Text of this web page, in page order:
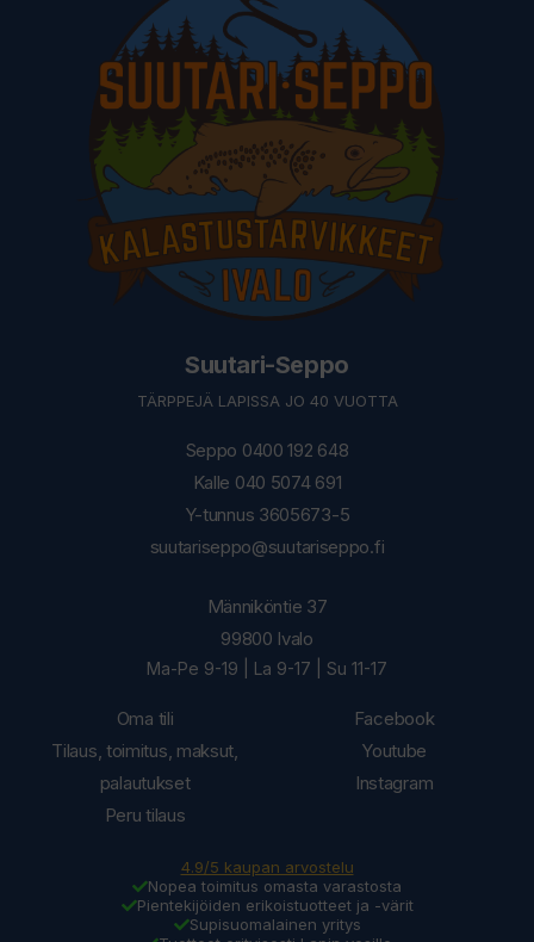
Suutari-Seppo
TÄRPPEJÄ LAPISSA JO 40 VUOTTA
Seppo 0400 192 648
Kalle 040 5074 691
Y-tunnus 3605673-5
suutariseppo@suutariseppo.fi
Oma tili
Tilaus, toimitus, maksut,
palautukset
Peru tilaus
Männiköntie 37
99800 Ivalo
Ma-Pe 9-19 | La 9-17 | Su 11-17
Facebook
Youtube
Instagram
4.9/5 kaupan arvostelu
Nopea toimitus omasta varastosta
Pientekijöiden erikoistuotteet ja -värit
Supisuomalainen yritys